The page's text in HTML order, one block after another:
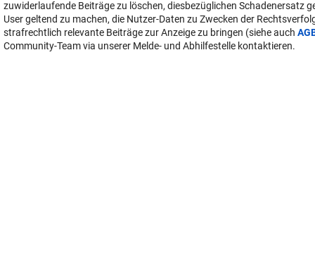
zuwiderlaufende Beiträge zu löschen, diesbezüglichen Schadenersatz
User geltend zu machen, die Nutzer-Daten zu Zwecken der
strafrechtlich relevante Beiträge zur Anzeige zu bringen (siehe auch
Community-Team via unserer Melde- und Abhilfestelle kontaktieren.